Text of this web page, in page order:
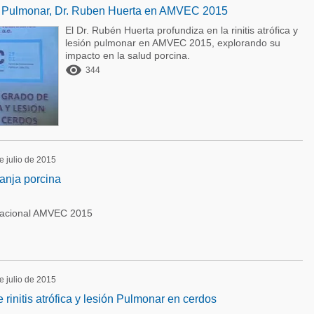
Dr. Ruben Huerta en AMVEC 2015
El Dr. Rubén Huerta profundiza en la rinitis atrófica y
lesión pulmonar en AMVEC 2015, explorando su
impacto en la salud porcina.
 344
julio de 2015
porcina
AMVEC 2015
julio de 2015
rinitis atrófica y lesión Pulmonar en cerdos